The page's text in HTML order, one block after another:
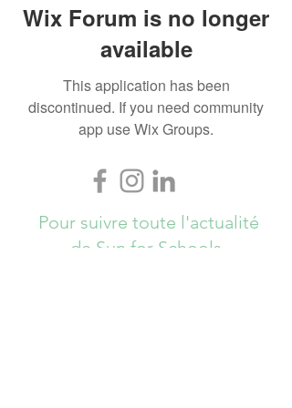
Wix Forum is no longer
available
This application has been
discontinued. If you need community
app use Wix Groups.
Pour suivre toute l'actualité
de Sun for Schools,